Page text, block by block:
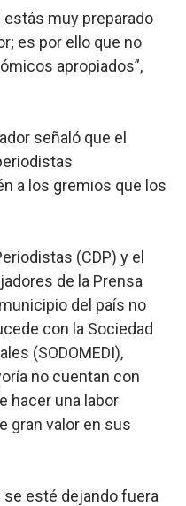
estás muy preparado
es por ello que no
apropiados”,
señaló que el
a los gremios que los
(CDP) y el
de la Prensa
del país no
con la Sociedad
(SODOMEDI),
no cuentan con
hacer una labor
gran valor en sus
se esté dejando fuera